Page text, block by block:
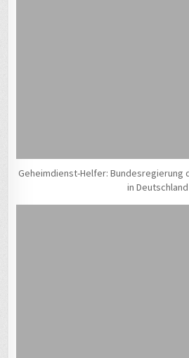
Geheimdienst-Helfer: Bundesregierung
in Deutschland